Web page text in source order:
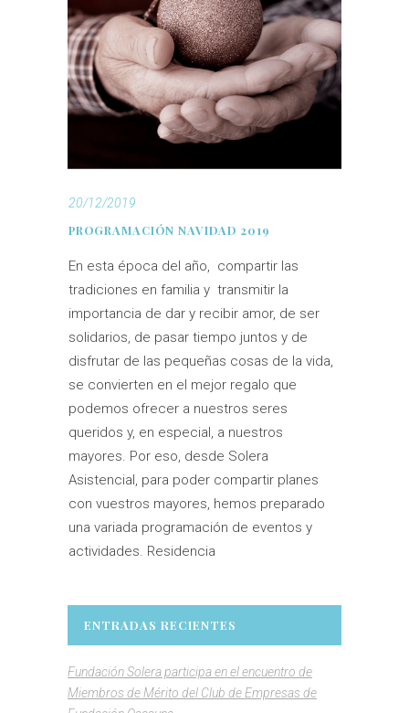
20/12/2019
PROGRAMACIÓN NAVIDAD 2019
En esta época del año, compartir las
tradiciones en familia y transmitir la
importancia de dar y recibir amor, de ser
solidarios, de pasar tiempo juntos y de
disfrutar de las pequeñas cosas de la vida,
se convierten en el mejor regalo que
podemos ofrecer a nuestros seres
queridos y, en especial, a nuestros
mayores. Por eso, desde Solera
Asistencial, para poder compartir planes
con vuestros mayores, hemos preparado
una variada programación de eventos y
actividades. Residencia
ENTRADAS RECIENTES
Fundación Solera participa en el encuentro de
Miembros de Mérito del Club de Empresas de